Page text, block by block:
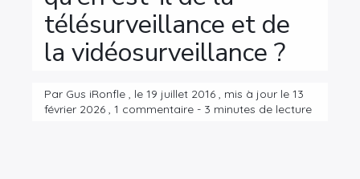
télésurveillance et de
la vidéosurveillance ?
Par Gus iRonfle , le 19 juillet 2016 , mis à jour le 13
février 2026 , 1 commentaire - 3 minutes de lecture